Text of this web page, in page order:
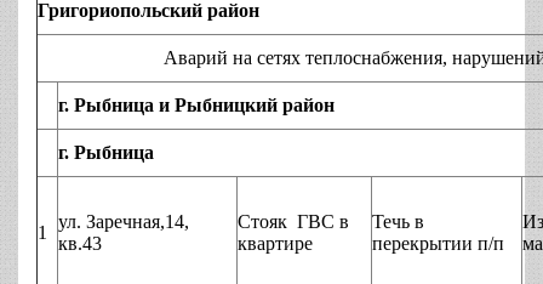
Григориопольский район
Аварий на сетях теплоснабжения, нарушений
г. Рыбница и Рыбницкий район
г. Рыбница
1
ул. Заречная,14,
кв.43
Стояк ГВС в
квартире
Течь в
перекрытии п/п